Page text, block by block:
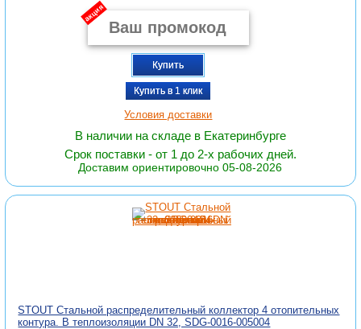
акция
Купить
Купить в 1 клик
Условия доставки
В наличии на складе в Екатеринбурге
Срок поставки - от 1 до 2-х рабочих дней.
Доставим ориентировочно 05-08-2026
STOUT Стальной распределительный коллектор 4 отопительных
контура. В теплоизоляции DN 32, SDG-0016-005004